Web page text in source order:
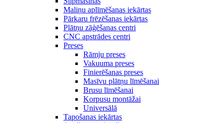
Maliņu aplīmēšanas iekārtas
Pārkaru frēzēšanas iekārtas
Plātņu zāģēšanas centri
CNC apstrādes centri
Preses
Rāmju preses
Vakuuma preses
Finierēšanas preses
Masīvu plātņu līmēšanai
Brusu līmēšanai
Korpusu montāžai
Universālā
Tapošanas iekārtas